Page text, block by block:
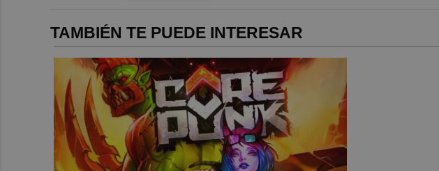
TAMBIÉN TE PUEDE INTERESAR